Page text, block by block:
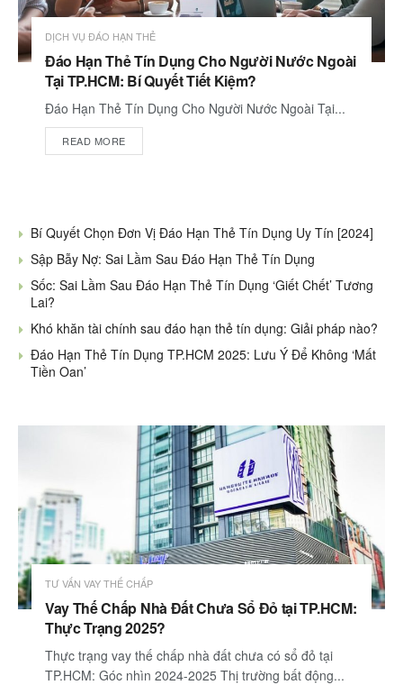
DỊCH VỤ ĐÁO HẠN THẺ
Đáo Hạn Thẻ Tín Dụng Cho Người Nước Ngoài
Tại TP.HCM: Bí Quyết Tiết Kiệm?
Đáo Hạn Thẻ Tín Dụng Cho Người Nước Ngoài Tại...
READ MORE
Bí Quyết Chọn Đơn Vị Đáo Hạn Thẻ Tín Dụng Uy Tín [2024]
Sập Bẫy Nợ: Sai Lầm Sau Đáo Hạn Thẻ Tín Dụng
Sốc: Sai Lầm Sau Đáo Hạn Thẻ Tín Dụng ‘Giết Chết’ Tương
Lai?
Khó khăn tài chính sau đáo hạn thẻ tín dụng: Giải pháp nào?
Đáo Hạn Thẻ Tín Dụng TP.HCM 2025: Lưu Ý Để Không ‘Mất
Tiền Oan’
TƯ VẤN VAY THẾ CHẤP
Vay Thế Chấp Nhà Đất Chưa Sổ Đỏ tại TP.HCM:
Thực Trạng 2025?
Thực trạng vay thế chấp nhà đất chưa có sổ đỏ tại
TP.HCM: Góc nhìn 2024-2025 Thị trường bất động...